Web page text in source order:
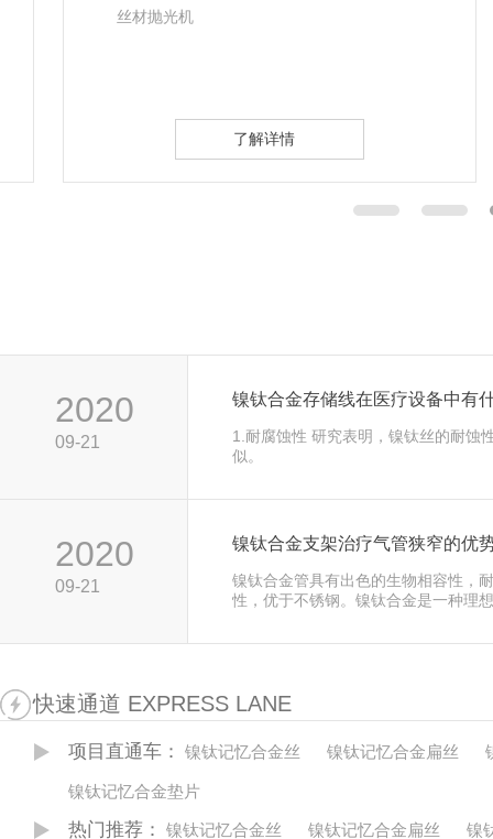
丝材抛光机
2020
09-21
镍钛合金存储线在医疗设备中有
1.耐腐蚀性 研究表明，镍钛丝的耐蚀
似。
2020
09-21
镍钛合金支架治疗气管狭窄的优
镍钛合金管具有出色的生物相容性，
性，优于不锈钢。镍钛合金是一种理
快速通道 EXPRESS LANE
项目直通车： 镍钛记忆合金丝 镍钛记忆合金扁丝
镍钛记忆合金垫片
热门推荐： 镍钛记忆合金丝 镍钛记忆合金扁丝 镍